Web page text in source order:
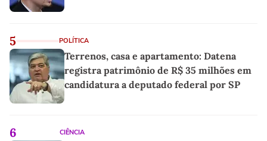
5 POLÍTICA
Terrenos, casa e apartamento: Datena
registra patrimônio de R$ 35 milhões em
candidatura a deputado federal por SP
6 CIÊNCIA